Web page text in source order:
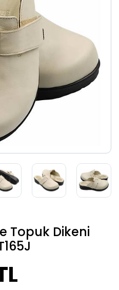
Topuk Dikeni